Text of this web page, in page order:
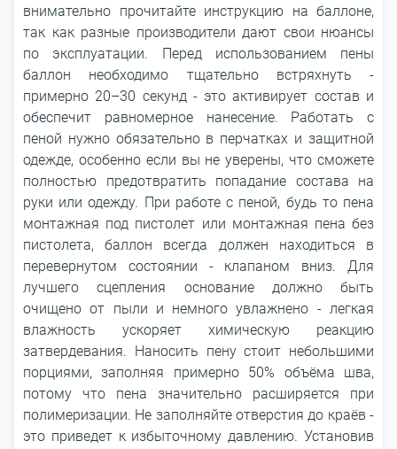
внимательно прочитайте инструкцию на баллоне,
так как разные производители дают свои нюансы
по эксплуатации. Перед использованием пены
баллон необходимо тщательно встряхнуть -
примерно 20–30 секунд - это активирует состав и
обеспечит равномерное нанесение. Работать с
пеной нужно обязательно в перчатках и защитной
одежде, особенно если вы не уверены, что сможете
полностью предотвратить попадание состава на
руки или одежду. При работе с пеной, будь то пена
монтажная под пистолет или монтажная пена без
пистолета, баллон всегда должен находиться в
перевернутом состоянии - клапаном вниз. Для
лучшего сцепления основание должно быть
очищено от пыли и немного увлажнено - легкая
влажность ускоряет химическую реакцию
затвердевания. Наносить пену стоит небольшими
порциями, заполняя примерно 50% объёма шва,
потому что пена значительно расширяется при
полимеризации. Не заполняйте отверстия до краёв -
это приведет к избыточному давлению. Установив